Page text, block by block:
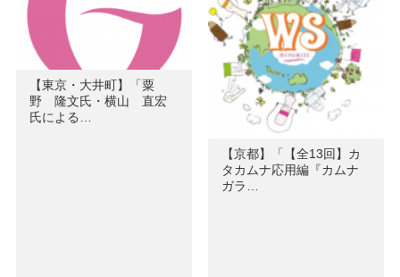
【東京・大井町】「粟
野 隆文氏・横山 直宏
氏による…
【京都】「【全13回】カ
タカムナ応用編『カムナ
ガラ…